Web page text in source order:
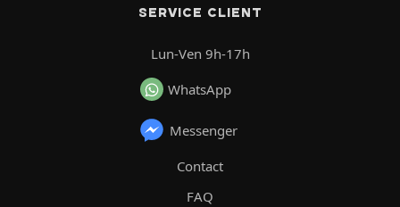
SERVICE CLIENT
Lun-Ven 9h-17h
WhatsApp
Messenger
Contact
FAQ